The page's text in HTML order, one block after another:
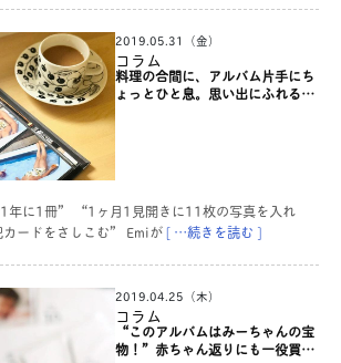
2019.05.31（金）
コラム
料理の合間に、アルバム片手にち
ょっとひと息。思い出にふれるこ
1年に1冊” “1ヶ月1見開きに11枚の写真を入れ
ードをさしこむ” Emiが[ …続きを読む ]
2019.04.25（木）
コラム
“このアルバムはみーちゃんの宝
物！”赤ちゃん返りにも一役買っ